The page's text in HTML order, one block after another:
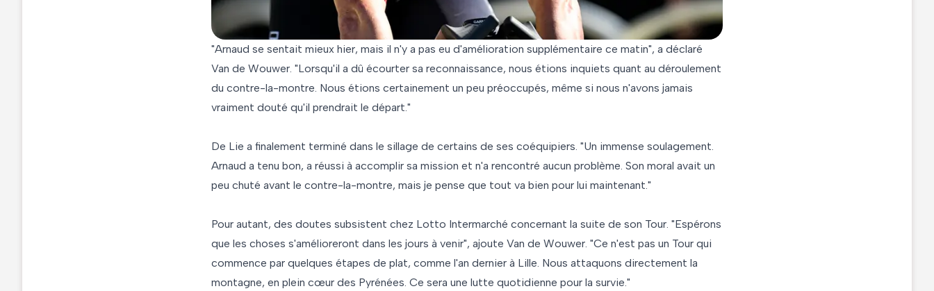
"Arnaud se sentait mieux hier, mais il n'y a pas eu d'amélioration supplémentaire ce matin", a déclaré
Van de Wouwer. "Lorsqu'il a dû écourter sa reconnaissance, nous étions inquiets quant au déroulement
du contre-la-montre. Nous étions certainement un peu préoccupés, même si nous n'avons jamais
vraiment douté qu'il prendrait le départ."
De Lie a finalement terminé dans le sillage de certains de ses coéquipiers. "Un immense soulagement.
Arnaud a tenu bon, a réussi à accomplir sa mission et n'a rencontré aucun problème. Son moral avait un
peu chuté avant le contre-la-montre, mais je pense que tout va bien pour lui maintenant."
Pour autant, des doutes subsistent chez Lotto Intermarché concernant la suite de son Tour. "Espérons
que les choses s'amélioreront dans les jours à venir", ajoute Van de Wouwer. "Ce n'est pas un Tour qui
commence par quelques étapes de plat, comme l'an dernier à Lille. Nous attaquons directement la
montagne, en plein cœur des Pyrénées. Ce sera une lutte quotidienne pour la survie."